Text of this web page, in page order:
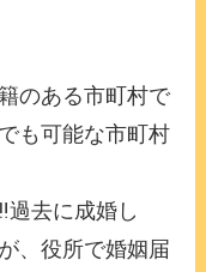
のある市町村で
も可能な市町村
過去に成婚し
、役所で婚姻届